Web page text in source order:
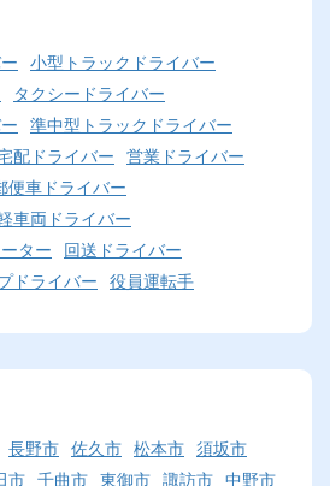
小型トラックドライバー
タクシードライバー
準中型トラックドライバー
配ドライバー 営業ドライバー
便車ドライバー
車両ドライバー
ター
回送ドライバー
ドライバー 役員運転手
長野市 佐久市 松本市 須坂市
市 千曲市 東御市 諏訪市 中野市